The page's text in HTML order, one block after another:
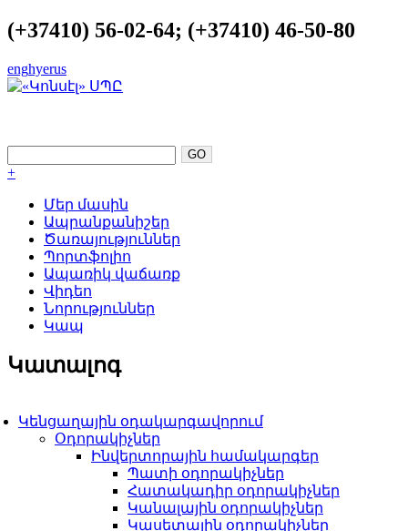
(+37410) 56-02-64; (+37410) 46-50-80
enghyerus
+
Մեր մասին
Ապրանքանիշեր
Ծառայություններ
Պորտֆոլիո
Ապառիկ վաճառք
Վիդեո
Նորություններ
Կապ
Կատալոգ
Կենցաղային օդակարգավորում
Օդորակիչներ
Ինվերտորային համակարգեր
Պատի օդորակիչներ
Հատակադիր օդորակիչներ
Կանալային օդորակիչներ
Կասետային օդորակիչներ